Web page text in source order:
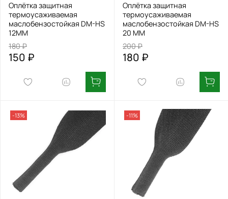
Оплётка защитная
термоусаживаемая
маслобензостойкая DM-HS
12MM
180 ₽
150 ₽
Оплётка защитная
термоусаживаемая
маслобензостойкая DM-HS
20 MM
200 ₽
180 ₽
-13% -11%